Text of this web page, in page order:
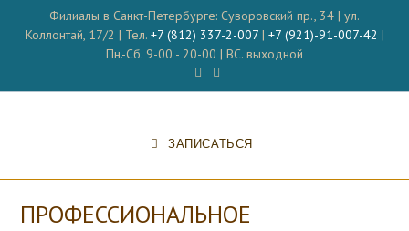
содержимому
Филиалы в Санкт-Петербурге: Суворовский пр., 34 | ул.
Коллонтай, 17/2 | Тел. +7 (812) 337-2-007| +7 (921)-91-007-42 |
Пн.-Сб. 9-00 - 20-00 | ВС. выходной
ЗАПИСАТЬСЯ
ПРОФЕССИОНАЛЬНОЕ